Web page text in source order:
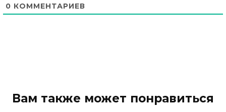
0 КОММЕНТАРИЕВ
Вам также может понравиться